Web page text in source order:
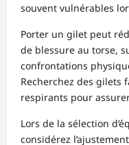
souvent vulnérables
Porter un gilet peut
de blessure au torse,
confrontations
Recherchez des gilets
respirants pour
Lors de la sélection
considérez